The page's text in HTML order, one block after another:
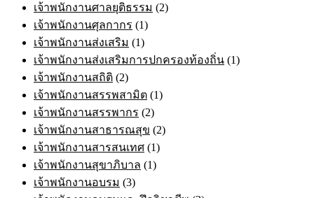
เจ้าพนักงานศาลยุติธรรม (2)
เจ้าพนักงานศุลกากร (1)
เจ้าพนักงานส่งเสริม (1)
เจ้าพนักงานส่งเสริมการปกครองท้องถิ่น (1)
เจ้าพนักงานสถิติ (2)
เจ้าพนักงานสรรพสามิต (1)
เจ้าพนักงานสรรพากร (2)
เจ้าพนักงานสาธารณสุข (2)
เจ้าพนักงานสารสนเทศ (1)
เจ้าพนักงานสุขาภิบาล (1)
เจ้าพนักงานอบรม (3)